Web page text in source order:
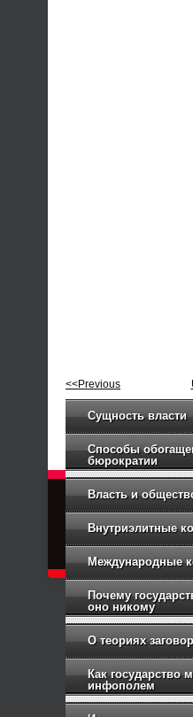
<<Previous
Сущность власти
Способы
бюрократии
Власть и
Внутриэлитные
Международные
Почему
оно никому
О теориях
Как государство
инфополем
Right-Dexter-ПРАВЫЙ ФРОНТ.
Связь с администрацией